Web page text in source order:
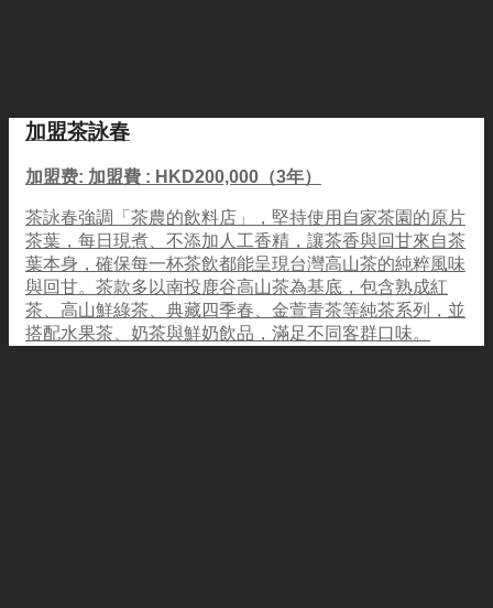
加盟茶詠春
加盟费: 加盟費 : HKD200,000（3年）
茶詠春強調「茶農的飲料店」，堅持使用自家茶園的原片
茶葉，每日現煮、不添加人工香精，讓茶香與回甘來自茶
葉本身，確保每一杯茶飲都能呈現台灣高山茶的純粹風味
與回甘。茶款多以南投鹿谷高山茶為基底，包含熟成紅
茶、高山鮮綠茶、典藏四季春、金萱青茶等純茶系列，並
搭配水果茶、奶茶與鮮奶飲品，滿足不同客群口味。